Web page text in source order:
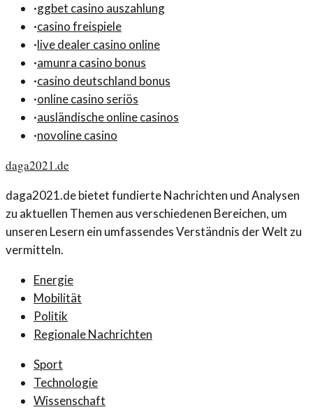
·ggbet casino auszahlung
·casino freispiele
·live dealer casino online
·amunra casino bonus
·casino deutschland bonus
·online casino seriös
·ausländische online casinos
·novoline casino
daga2021.de
daga2021.de bietet fundierte Nachrichten und Analysen
zu aktuellen Themen aus verschiedenen Bereichen, um
unseren Lesern ein umfassendes Verständnis der Welt zu
vermitteln.
Energie
Mobilität
Politik
Regionale Nachrichten
Sport
Technologie
Wissenschaft